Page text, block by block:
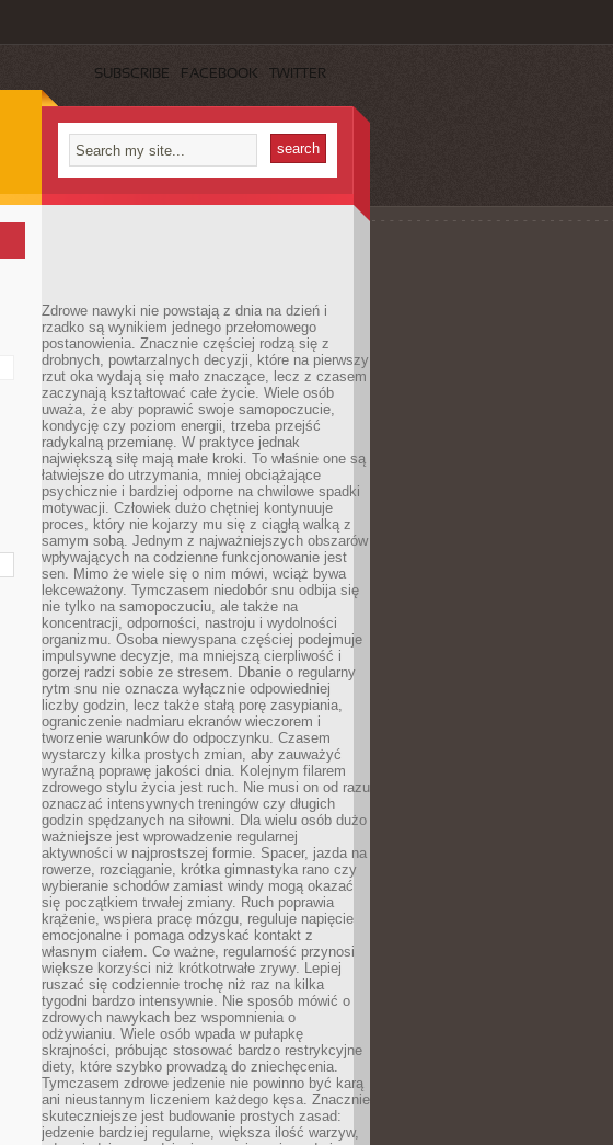
SUBSCRIBE FACEBOOK TWITTER
Zdrowe nawyki nie powstają z dnia na dzień i
rzadko są wynikiem jednego przełomowego
postanowienia. Znacznie częściej rodzą się z
drobnych, powtarzalnych decyzji, które na pierwszy
rzut oka wydają się mało znaczące, lecz z czasem
zaczynają kształtować całe życie. Wiele osób
uważa, że aby poprawić swoje samopoczucie,
kondycję czy poziom energii, trzeba przejść
radykalną przemianę. W praktyce jednak
największą siłę mają małe kroki. To właśnie one są
łatwiejsze do utrzymania, mniej obciążające
psychicznie i bardziej odporne na chwilowe spadki
motywacji. Człowiek dużo chętniej kontynuuje
proces, który nie kojarzy mu się z ciągłą walką z
samym sobą. Jednym z najważniejszych obszarów
wpływających na codzienne funkcjonowanie jest
sen. Mimo że wiele się o nim mówi, wciąż bywa
lekceważony. Tymczasem niedobór snu odbija się
nie tylko na samopoczuciu, ale także na
koncentracji, odporności, nastroju i wydolności
organizmu. Osoba niewyspana częściej podejmuje
impulsywne decyzje, ma mniejszą cierpliwość i
gorzej radzi sobie ze stresem. Dbanie o regularny
rytm snu nie oznacza wyłącznie odpowiedniej
liczby godzin, lecz także stałą porę zasypiania,
ograniczenie nadmiaru ekranów wieczorem i
tworzenie warunków do odpoczynku. Czasem
wystarczy kilka prostych zmian, aby zauważyć
wyraźną poprawę jakości dnia. Kolejnym filarem
zdrowego stylu życia jest ruch. Nie musi on od razu
oznaczać intensywnych treningów czy długich
godzin spędzanych na siłowni. Dla wielu osób dużo
ważniejsze jest wprowadzenie regularnej
aktywności w najprostszej formie. Spacer, jazda na
rowerze, rozciąganie, krótka gimnastyka rano czy
wybieranie schodów zamiast windy mogą okazać
się początkiem trwałej zmiany. Ruch poprawia
krążenie, wspiera pracę mózgu, reguluje napięcie
emocjonalne i pomaga odzyskać kontakt z
własnym ciałem. Co ważne, regularność przynosi
większe korzyści niż krótkotrwałe zrywy. Lepiej
ruszać się codziennie trochę niż raz na kilka
tygodni bardzo intensywnie. Nie sposób mówić o
zdrowych nawykach bez wspomnienia o
odżywianiu. Wiele osób wpada w pułapkę
skrajności, próbując stosować bardzo restrykcyjne
diety, które szybko prowadzą do zniechęcenia.
Tymczasem zdrowe jedzenie nie powinno być karą
ani nieustannym liczeniem każdego kęsa. Znacznie
skuteczniejsze jest budowanie prostych zasad:
jedzenie bardziej regularne, większa ilość warzyw,